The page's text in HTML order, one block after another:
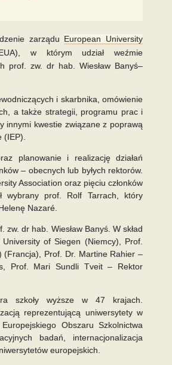
zarządu European University
w którym udział weźmie
prof. zw. dr hab. Wiesław Banyś–
i skarbnika, omówienie
a także strategii, programu prac i
innymi kwestie związane z poprawą
planowanie i realizację działań
– obecnych lub byłych rektorów.
Association oraz pięciu członków
wybrany prof. Rolf Tarrach, który
Nazaré.
zw. dr hab. Wiesław Banyś. W skład
of Siegen (Niemcy), Prof.
Prof. Dr. Martine Rahier –
Prof. Mari Sundli Tveit – Rektor
szkoły wyższe w 47 krajach.
reprezentującą uniwersytety w
Obszaru Szkolnictwa
badań, internacjonalizacja
europejskich.